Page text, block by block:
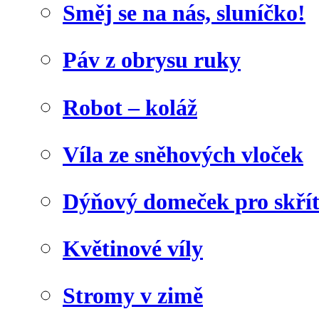
Směj se na nás, sluníčko!
Páv z obrysu ruky
Robot – koláž
Víla ze sněhových vloček
Dýňový domeček pro
Květinové víly
Stromy v zimě